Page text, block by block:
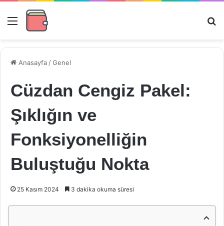
Menü
Anasayfa /Genel
Cüzdan Cengiz Pakel:
Şıklığın ve
Fonksiyonelliğin
Buluştuğu Nokta
25 Kasım 2024 3 dakika okuma süresi